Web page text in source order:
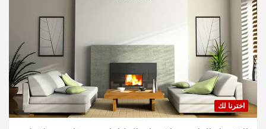
اخترنا لك